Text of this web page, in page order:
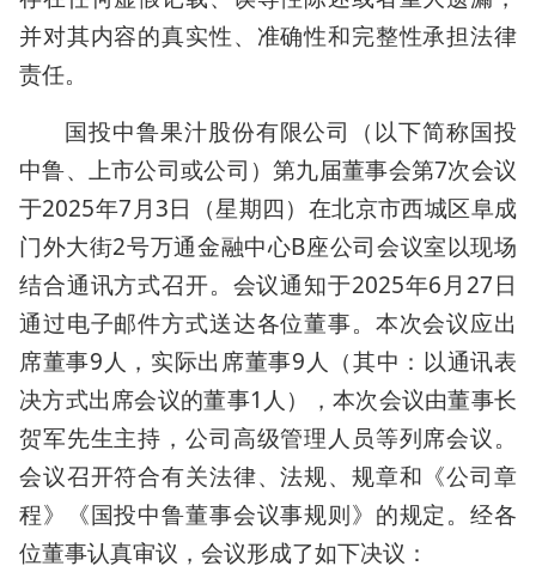
并对其内容的真实性、准确性和完整性承担法律
责任。
国投中鲁果汁股份有限公司（以下简称国投
中鲁、上市公司或公司）第九届董事会第7次会议
于2025年7月3日（星期四）在北京市西城区阜成
门外大街2号万通金融中心B座公司会议室以现场
结合通讯方式召开。会议通知于2025年6月27日
通过电子邮件方式送达各位董事。本次会议应出
席董事9人，实际出席董事9人（其中：以通讯表
决方式出席会议的董事1人），本次会议由董事长
贺军先生主持，公司高级管理人员等列席会议。
会议召开符合有关法律、法规、规章和《公司章
程》《国投中鲁董事会议事规则》的规定。经各
位董事认真审议，会议形成了如下决议：